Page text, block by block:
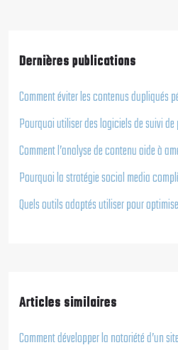
Dernières publications
Comment éviter les contenus dupliqués
Pourquoi utiliser des logiciels de suivi
Comment l’analyse de contenu aide à
Pourquoi la stratégie social media
Quels outils adaptés utiliser pour
Articles similaires
Comment développer la notoriété d’un